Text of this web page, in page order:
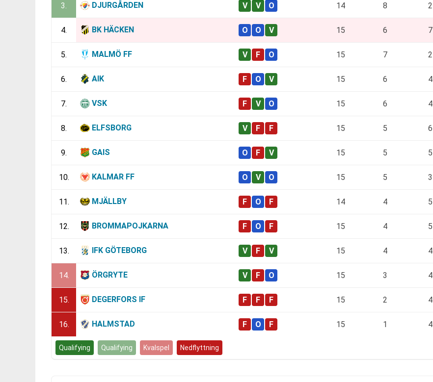
3. DJURGÅRDEN 14 8 2
4. BK HÄCKEN 15 6 7
5. MALMÖ FF 15 7 2
6. AIK 15 6 4
7. VSK 15 6 4
8. ELFSBORG 15 5 6
9. GAIS 15 5 5
10. KALMAR FF 15 5 3
11. MJÄLLBY 14 4 5
12. BROMMAPOJKARNA 15 4 5
13. IFK GÖTEBORG 15 4 4
14. ÖRGRYTE 15 3 4
15. DEGERFORS IF 15 2 4
16. HALMSTAD 15 1 4
Qualifying Qualifying Kvalspel Nedflyttning